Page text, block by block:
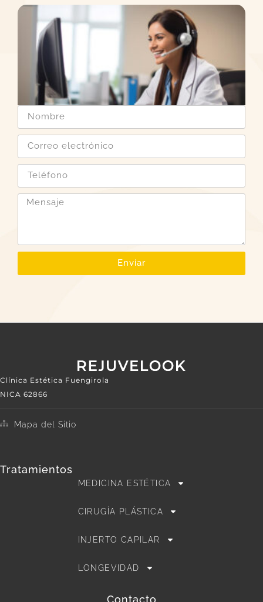
Enviar
Clínica Estética Fuengirola
NICA 62866
Mapa del Sitio
Tratamientos
MEDICINA ESTÉTICA
CIRUGÍA PLÁSTICA
INJERTO CAPILAR
LONGEVIDAD
Contacto